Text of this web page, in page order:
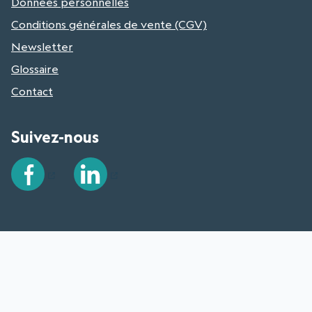
Conditions générales de vente (CGV)
Newsletter
Glossaire
Contact
Suivez-nous
Facebook